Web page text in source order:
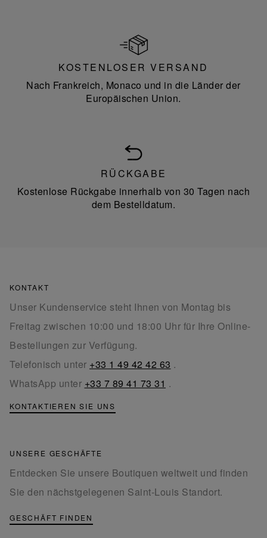
KOSTENLOSER VERSAND
Nach Frankreich, Monaco und in die Länder der
Europäischen Union.
RÜCKGABE
Kostenlose Rückgabe innerhalb von 30 Tagen nach
dem Bestelldatum.
KONTAKT
Unser Kundenservice steht Ihnen von Montag bis
Freitag zwischen 10:00 und 18:00 Uhr für Ihre Online-
Bestellungen zur Verfügung.
Telefonisch unter +33 1 49 42 42 63 .
WhatsApp unter +33 7 89 41 73 31 .
KONTAKTIEREN SIE UNS
UNSERE GESCHÄFTE
Entdecken Sie unsere Boutiquen weltweit und finden
Sie den nächstgelegenen Saint-Louis Standort.
GESCHÄFT FINDEN